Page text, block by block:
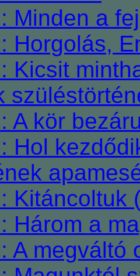
Minden a
Horgolás,
Kicsit
A kör
Hol
Kitáncoltuk
Három a
A megváltó